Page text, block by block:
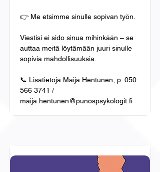
👉 Me etsimme sinulle sopivan työn.
Viestisi ei sido sinua mihinkään – se
auttaa meitä löytämään juuri sinulle
sopivia mahdollisuuksia.
📞 Lisätietoja:Maija Hentunen, p. 050
566 3741 /
maija.hentunen@punospsykologit.fi